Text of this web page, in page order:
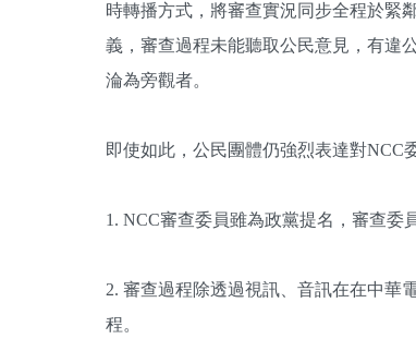
時轉播方式，將審查實況同步全程於緊
義，審查過程未能聽取公民意見，有違
淪為旁觀者。
即使如此，公民團體仍強烈表達對NCC
1. NCC審查委員雖為政黨提名，審查委
2. 審查過程除透過視訊、音訊在在中華
程。